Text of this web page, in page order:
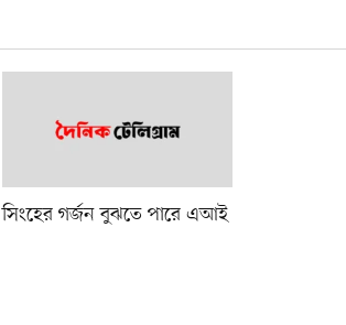
সিংহের গর্জন বুঝতে পারে এআই